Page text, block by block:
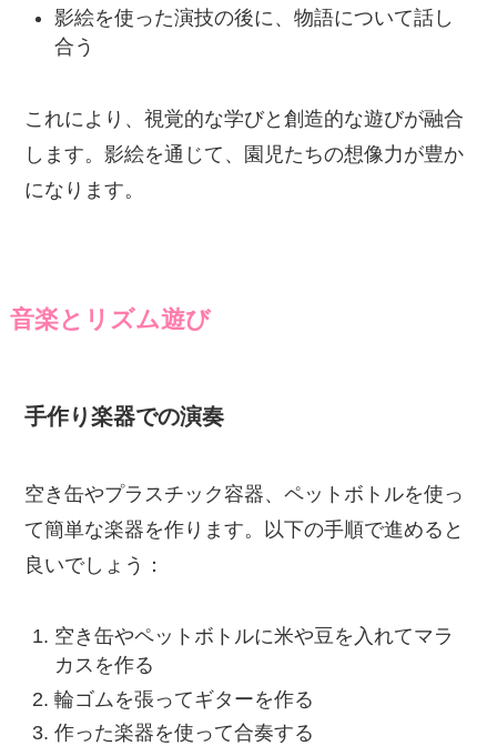
影絵を使った演技の後に、物語について話し
合う
これにより、視覚的な学びと創造的な遊びが融合
します。影絵を通じて、園児たちの想像力が豊か
になります。
音楽とリズム遊び
手作り楽器での演奏
空き缶やプラスチック容器、ペットボトルを使っ
て簡単な楽器を作ります。以下の手順で進めると
良いでしょう：
空き缶やペットボトルに米や豆を入れてマラ
カスを作る
輪ゴムを張ってギターを作る
作った楽器を使って合奏する